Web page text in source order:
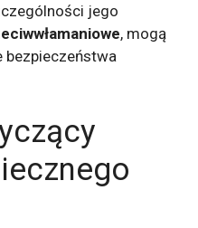
jego
, mogą
bezpieczeństwa